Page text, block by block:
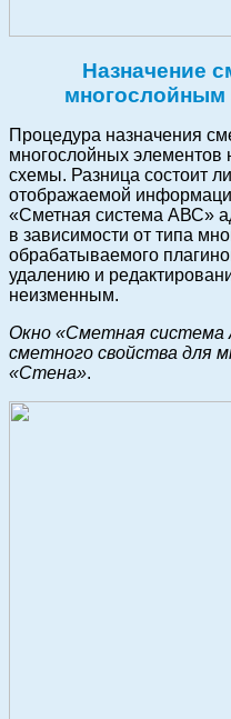
Назначение
многослойным
Процедура назначения
многослойных элементов
схемы. Разница состоит
отображаемой
«Сметная система АВС»
в зависимости от типа
обрабатываемого
удалению и
неизменным.
Окно «Сметная система
сметного свойства для
«Стена».